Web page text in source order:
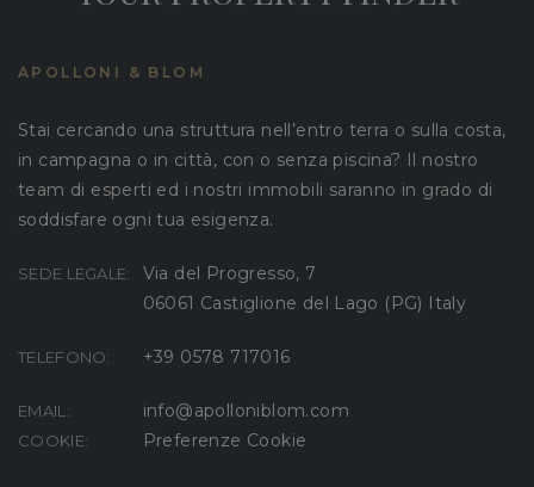
APOLLONI & BLOM
Stai cercando una struttura nell’entro terra o sulla costa,
in campagna o in città, con o senza piscina? Il nostro
team di esperti ed i nostri immobili saranno in grado di
soddisfare ogni tua esigenza.
SEDE LEGALE:
Via del Progresso, 7
06061 Castiglione del Lago (PG) Italy
TELEFONO: +39 0578 717016
EMAIL: info@apolloniblom.com
COOKIE: Preferenze Cookie